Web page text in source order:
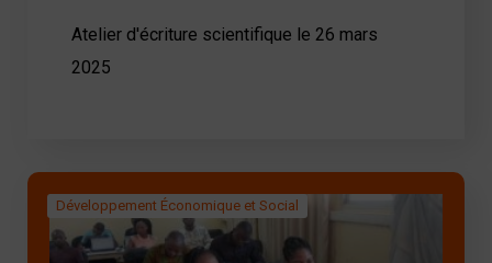
Atelier d'écriture scientifique le 26 mars
2025
Développement Économique et Social